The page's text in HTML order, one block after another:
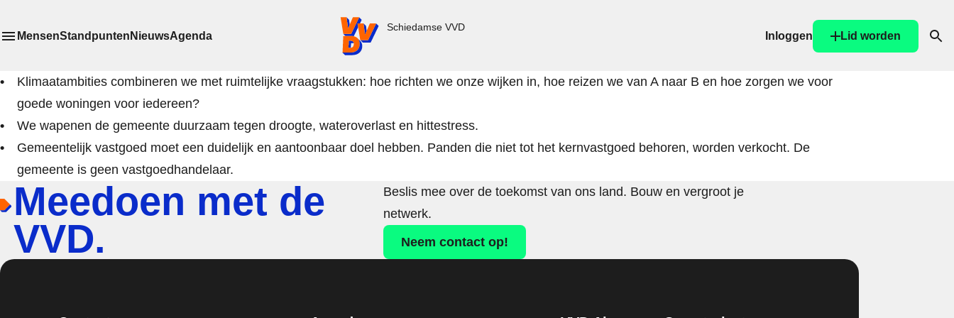
VVD.nl - Ga naar de homepage
Schiedamse VVD
Toonhet submenu van
Meer menu items
MensenStandpunten NieuwsAgenda Inloggen
Lid worden
Klimaatambities combineren we met ruimtelijke vraagstukken: hoe richten we onze wijken in, hoe reizen we van A naar B en hoe zorgen we voor
goede woningen voor iedereen?
We wapenen de gemeente duurzaam tegen droogte, wateroverlast en hittestress.
Gemeentelijk vastgoed moet een duidelijk en aantoonbaar doel hebben. Panden die niet tot het kernvastgoed behoren, worden verkocht. De
gemeente is geen vastgoedhandelaar.
Meedoen met de
VVD.
Beslis mee over de toekomst van ons land. Bouw en vergroot je
netwerk.
Neem contact op!